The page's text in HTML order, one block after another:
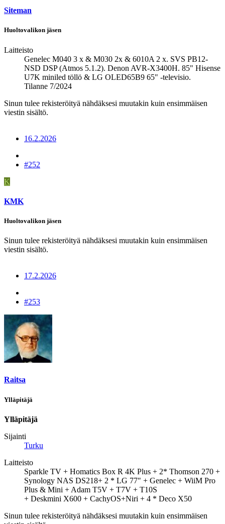
Siteman
Huoltovalikon jäsen
Laitteisto
Genelec M040 3 x & M030 2x & 6010A 2 x. SVS PB12-
NSD DSP (Atmos 5.1.2). Denon AVR-X3400H. 85" Hisense
U7K miniled töllö & LG OLED65B9 65" -televisio.
Tilanne 7/2024
Sinun tulee rekisteröityä nähdäksesi muutakin kuin ensimmäisen
viestin sisältö.
16.2.2026
#252
K
KMK
Huoltovalikon jäsen
Sinun tulee rekisteröityä nähdäksesi muutakin kuin ensimmäisen
viestin sisältö.
17.2.2026
#253
Raitsa
Ylläpitäjä
Ylläpitäjä
Sijainti
Turku
Laitteisto
Sparkle TV + Homatics Box R 4K Plus + 2* Thomson 270 +
Synology NAS DS218+ 2 * LG 77" + Genelec + WiiM Pro
Plus & Mini + Adam T5V + T7V + T10S
+ Deskmini X600 + CachyOS+Niri + 4 * Deco X50
Sinun tulee rekisteröityä nähdäksesi muutakin kuin ensimmäisen